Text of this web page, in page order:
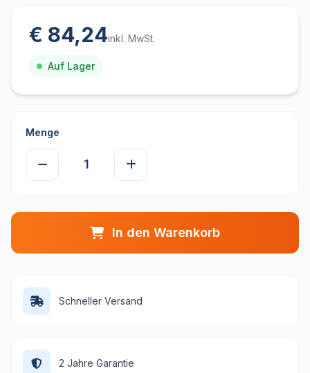
€ 84,24inkl. MwSt.
Auf Lager
Menge
In den Warenkorb
Schneller Versand
2 Jahre Garantie